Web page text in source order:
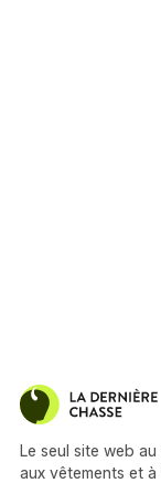
Le seul site web
aux vêtements et